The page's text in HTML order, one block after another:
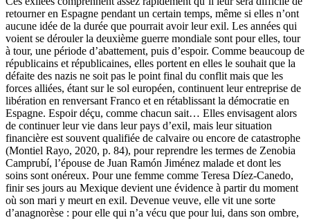
retourner en Espagne pendant un certain temps, même si elles n’ont
aucune idée de la durée que pourrait avoir leur exil. Les années qui
voient se dérouler la deuxième guerre mondiale sont pour elles, tour
à tour, une période d’abattement, puis d’espoir. Comme beaucoup de
républicains et républicaines, elles portent en elles le souhait que la
défaite des nazis ne soit pas le point final du conflit mais que les
forces alliées, étant sur le sol européen, continuent leur entreprise de
libération en renversant Franco et en rétablissant la démocratie en
Espagne. Espoir déçu, comme chacun sait… Elles envisagent alors
de continuer leur vie dans leur pays d’exil, mais leur situation
financière est souvent qualifiée de calvaire ou encore de catastrophe
(Montiel Rayo, 2020, p. 84), pour reprendre les termes de Zenobia
Camprubí, l’épouse de Juan Ramón Jiménez malade et dont les
soins sont onéreux. Pour une femme comme Teresa Díez-Canedo,
finir ses jours au Mexique devient une évidence à partir du moment
où son mari y meurt en exil. Devenue veuve, elle vit une sorte
d’anagnorèse : pour elle qui n’a vécu que pour lui, dans son ombre,